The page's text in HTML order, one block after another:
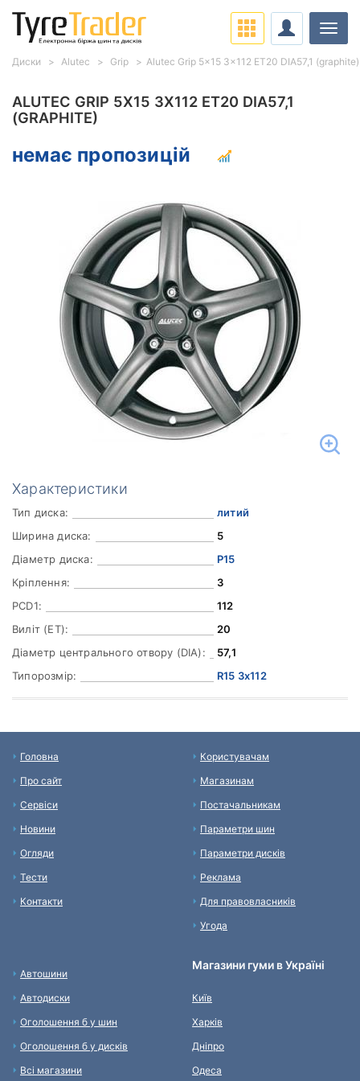
ALUTEC GRIP 5X15 3X112 ET20 DIA57,1
(GRAPHITE)
немає пропозицій
Характеристики
Тип диска:
литий
Ширина диска:
5
Діаметр диска:
Р15
Кріплення:
3
PCD1:
112
Виліт (ET):
20
Діаметр центрального отвору (DIA):
57,1
Типорозмір:
R15 3x112
Диски Alutec Grip Alutec Grip 5x15 3x112 ET20 DIA57,1 (graphite)
Головна
Про сайт
Сервіси
Новини
Огляди
Тести
Контакти
Користувачам
Магазинам
Постачальникам
Параметри шин
Параметри дисків
Реклама
Для правовласників
Угода
Автошини
Автодиски
Оголошення б у шин
Оголошення б у дисків
Всі магазини
Магазини гуми в Україні
Київ
Харків
Дніпро
Одеса